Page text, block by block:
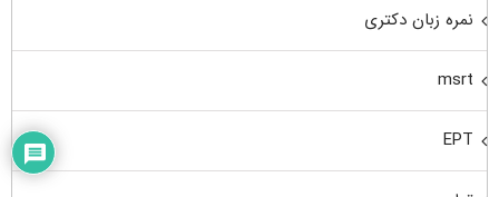
نمره زبان دکتری
msrt
EPT